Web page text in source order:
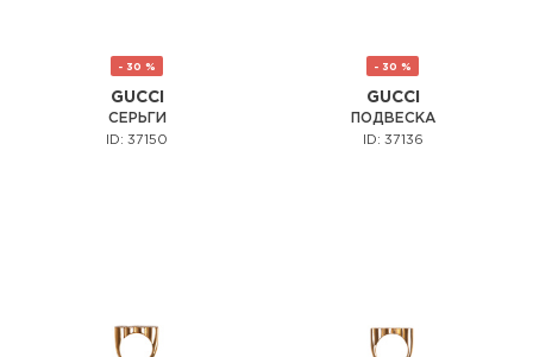
- 30 %
GUCCI
СЕРЬГИ
ID: 37150
- 30 %
GUCCI
ПОДВЕСКА
ID: 37136